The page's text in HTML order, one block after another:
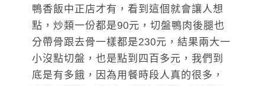
鴨香飯中正店才有，看到這個就會讓人想
點，炒類一份都是90元，切盤鴨肉後腿也
分帶骨跟去骨一樣都是230元，結果兩大一
小沒點切盤，也是點到四百多元，我們到
底是有多餓，因為用餐時段人真的很多，